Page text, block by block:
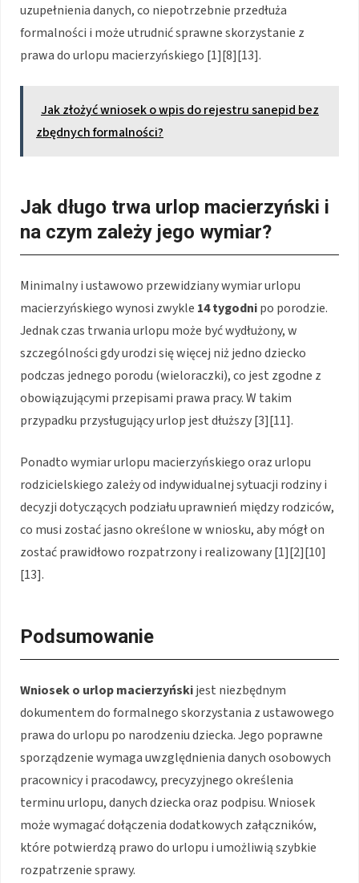
uzupełnienia danych, co niepotrzebnie przedłuża
formalności i może utrudnić sprawne skorzystanie z
prawa do urlopu macierzyńskiego [1][8][13].
Jak złożyć wniosek o wpis do rejestru sanepid bez
zbędnych formalności?
Jak długo trwa urlop macierzyński i
na czym zależy jego wymiar?
Minimalny i ustawowo przewidziany wymiar urlopu
macierzyńskiego wynosi zwykle 14 tygodnipo porodzie.
Jednak czas trwania urlopu może być wydłużony, w
szczególności gdy urodzi się więcej niż jedno dziecko
podczas jednego porodu (wieloraczki), co jest zgodne z
obowiązującymi przepisami prawa pracy. W takim
przypadku przysługujący urlop jest dłuższy [3][11].
Ponadto wymiar urlopu macierzyńskiego oraz urlopu
rodzicielskiego zależy od indywidualnej sytuacji rodziny i
decyzji dotyczących podziału uprawnień między rodziców,
co musi zostać jasno określone w wniosku, aby mógł on
zostać prawidłowo rozpatrzony i realizowany [1][2][10]
[13].
Podsumowanie
Wniosek o urlop macierzyńskijest niezbędnym
dokumentem do formalnego skorzystania z ustawowego
prawa do urlopu po narodzeniu dziecka. Jego poprawne
sporządzenie wymaga uwzględnienia danych osobowych
pracownicy i pracodawcy, precyzyjnego określenia
terminu urlopu, danych dziecka oraz podpisu. Wniosek
może wymagać dołączenia dodatkowych załączników,
które potwierdzą prawo do urlopu i umożliwią szybkie
rozpatrzenie sprawy.